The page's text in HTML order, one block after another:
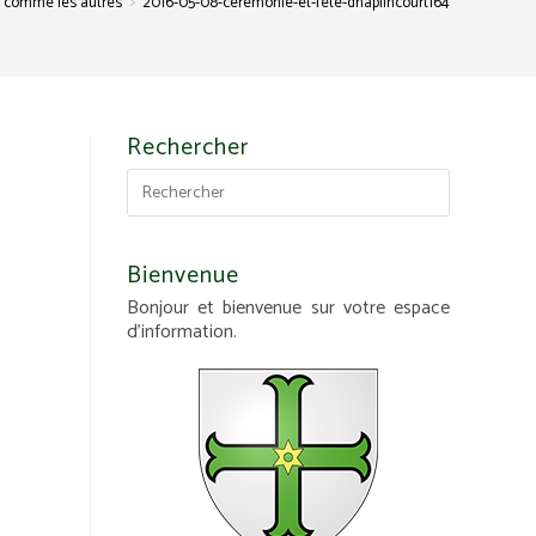
Rechercher
Bienvenue
Bonjour et bienvenue sur votre espace
d'information.